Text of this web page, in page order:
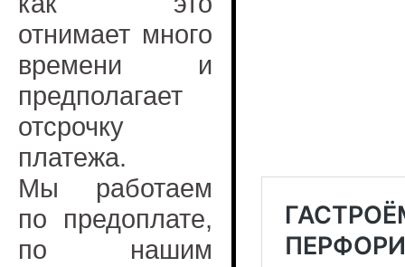
отнимает много
времени и
предполагает
отсрочку
платежа.
Мы работаем
по предоплате,
по нашим